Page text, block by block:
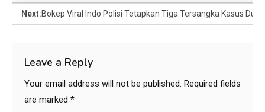
Next:Bokep Viral Indo Polisi Tetapkan Tiga Tersangka Kasus
Leave a Reply
Your email address will not be published. Required fields
are marked *